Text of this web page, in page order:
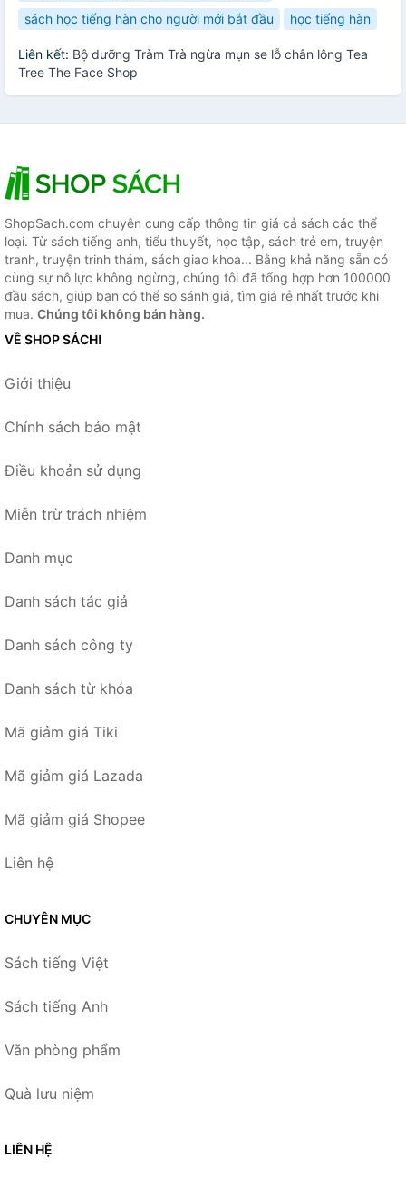
sách học tiếng hàn cho người mới bắt đầu
học tiếng hàn
Liên kết: Bộ dưỡng Tràm Trà ngừa mụn se lỗ chân lông Tea
Tree The Face Shop
ShopSach.com chuyên cung cấp thông tin giá cả sách các thể
loại. Từ sách tiếng anh, tiểu thuyết, học tập, sách trẻ em, truyện
tranh, truyện trinh thám, sách giao khoa... Bằng khả năng sẵn có
cùng sự nỗ lực không ngừng, chúng tôi đã tổng hợp hơn 100000
đầu sách, giúp bạn có thể so sánh giá, tìm giá rẻ nhất trước khi
mua. Chúng tôi không bán hàng.
VỀ SHOP SÁCH!
Giới thiệu
Chính sách bảo mật
Điều khoản sử dụng
Miễn trừ trách nhiệm
Danh mục
Danh sách tác giả
Danh sách công ty
Danh sách từ khóa
Mã giảm giá Tiki
Mã giảm giá Lazada
Mã giảm giá Shopee
Liên hệ
CHUYÊN MỤC
Sách tiếng Việt
Sách tiếng Anh
Văn phòng phẩm
Quà lưu niệm
LIÊN HỆ